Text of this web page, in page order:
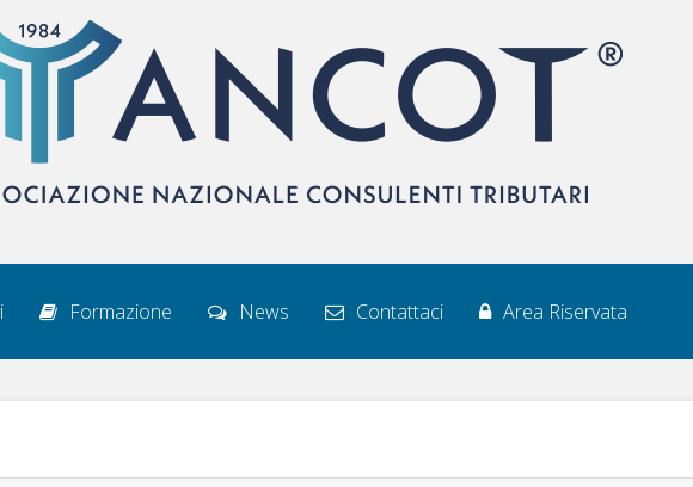
Formazione News Contattaci Area Riservata